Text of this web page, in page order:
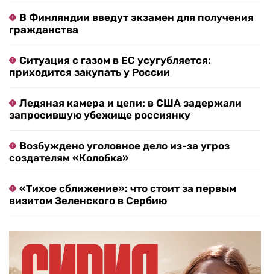
В Финляндии введут экзамен для получения
гражданства
Ситуация с газом в ЕС усугубляется:
приходится закупать у России
Ледяная камера и цепи: в США задержали
запросившую убежище россиянку
Возбуждено уголовное дело из-за угроз
создателям «Колобка»
«Тихое сближение»: что стоит за первым
визитом Зеленского в Сербию